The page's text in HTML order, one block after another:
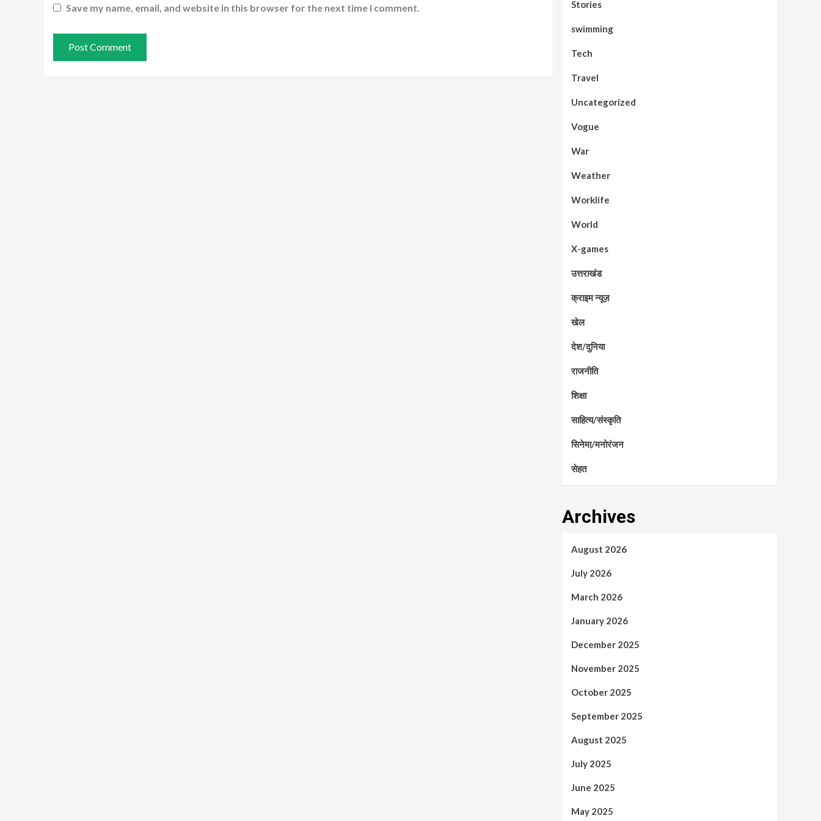
Save my name, email, and website in this browser for the next time I comment. Stories
swimming
Tech
Travel
Uncategorized
Vogue
War
Weather
Worklife
World
X-games
उत्तराखंड
क्राइम न्यूज़
खेल
देश/दुनिया
राजनीति
शिक्षा
साहित्य/संस्कृति
सिनेमा/मनोरंजन
सेहत
Archives
August 2026
July 2026
March 2026
January 2026
December 2025
November 2025
October 2025
September 2025
August 2025
July 2025
June 2025
May 2025